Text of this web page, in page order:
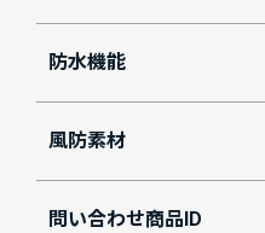
防水機能
風防素材
問い合わせ商品ID